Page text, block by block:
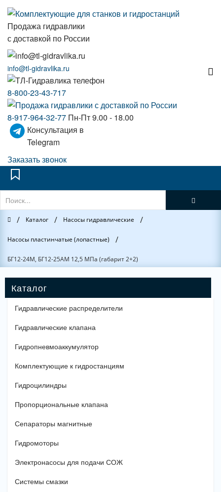
Продажа гидравлики
с доставкой по России
info@tl-gidravlika.ru
8-800-23-43-717
8-917-964-32-77 Пн-Пт 9.00 - 18.00
Консультация в
Telegram
Заказать звонок
Главная
/ Каталог / Насосы гидравлические /
Насосы пластинчатые (лопастные) /
БГ12-24М, БГ12-25АМ 12,5 МПа (габарит 2+2)
Гидравлические распределители
Гидравлические клапана
Гидропневмоаккумулятор
Комплектующие к гидростанциям
Гидроцилиндры
Пропорциональные клапана
Сепараторы магнитные
Гидромоторы
Электронасосы для подачи СОЖ
Системы смазки